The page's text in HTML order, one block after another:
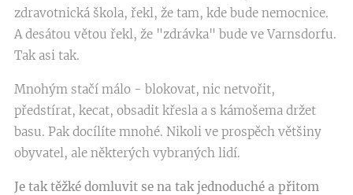
zdravotnická škola, řekl, že tam, kde bude nemocnice.
A desátou větou řekl, že "zdrávka" bude ve Varnsdorfu.
Tak asi tak.
Mnohým stačí málo - blokovat, nic netvořit,
předstírat, kecat, obsadit křesla a s kámošema držet
basu. Pak docílíte mnohé. Nikoli ve prospěch většiny
obyvatel, ale některých vybraných lidí.
Je tak těžké domluvit se na tak jednoduché a přitom